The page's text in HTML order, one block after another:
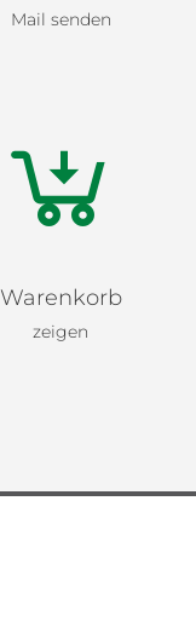
Mail senden
Warenkorb
zeigen